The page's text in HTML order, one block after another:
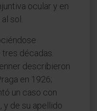
ocular y en
sol.
décadas.
describieron
en 1926;
un caso con
y de su apellido